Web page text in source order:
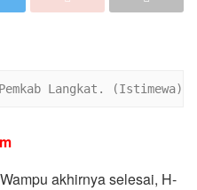
Langkat. (Istimewa)
akhirnya selesai, H-